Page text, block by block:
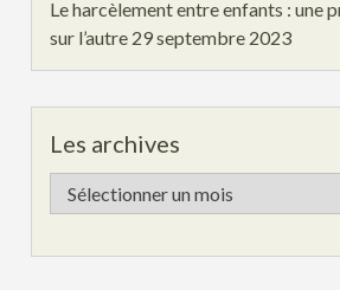
Le harcèlement entre enfants : une
sur l’autre 29 septembre 2023
Les archives
Les
archives